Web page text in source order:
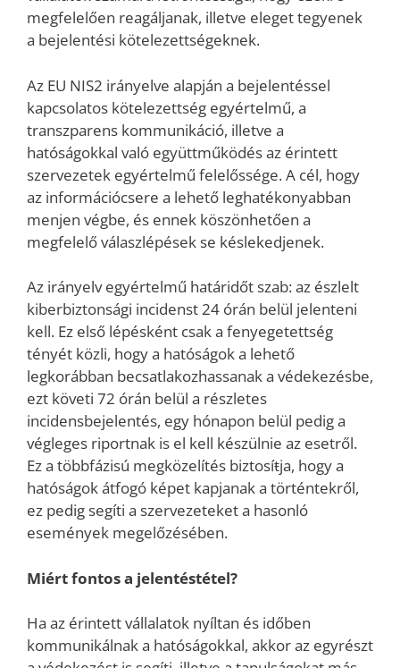
megfelelően reagáljanak, illetve eleget tegyenek
a bejelentési kötelezettségeknek.
Az EU NIS2 irányelve alapján a bejelentéssel
kapcsolatos kötelezettség egyértelmű, a
transzparens kommunikáció, illetve a
hatóságokkal való együttműködés az érintett
szervezetek egyértelmű felelőssége. A cél, hogy
az információcsere a lehető leghatékonyabban
menjen végbe, és ennek köszönhetően a
megfelelő válaszlépések se késlekedjenek.
Az irányelv egyértelmű határidőt szab: az észlelt
kiberbiztonsági incidenst 24 órán belül jelenteni
kell. Ez első lépésként csak a fenyegetettség
tényét közli, hogy a hatóságok a lehető
legkorábban becsatlakozhassanak a védekezésbe,
ezt követi 72 órán belül a részletes
incidensbejelentés, egy hónapon belül pedig a
végleges riportnak is el kell készülnie az esetről.
Ez a többfázisú megközelítés biztosíŧja, hogy a
hatóságok átfogó képet kapjanak a történtekről,
ez pedig segíti a szervezeteket a hasonló
események megelőzésében.
Miért fontos a jelentéstétel?
Ha az érintett vállalatok nyíltan és időben
kommunikálnak a hatóságokkal, akkor az egyrészt